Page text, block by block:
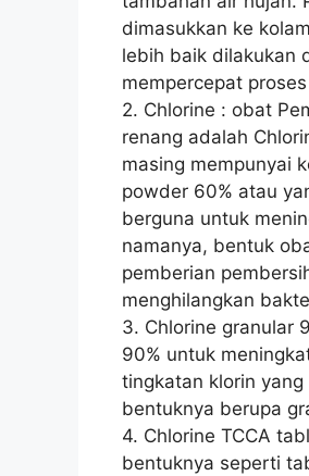
dimasukkan ke
lebih baik dilakukan
mempercepat
2. Chlorine : obat
renang adalah
masing mempunyai
powder 60% atau
berguna untuk
namanya, bentuk
pemberian
menghilangkan
3. Chlorine granular
90% untuk
tingkatan klorin
bentuknya berupa
4. Chlorine TCCA
bentuknya seperti